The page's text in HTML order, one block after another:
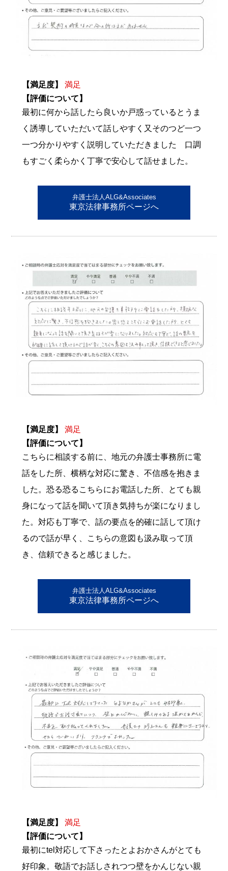
【満足度】
満足
【評価について】
最初に何から話したら良いか戸惑っているとうま
く誘導していただいて話しやすく又そのつど一つ
一つ分かりやすく説明していただきました 口調
もすごく柔らかく丁寧で安心して話せました。
弁護士法人ALG&Associates
東京法律事務所ページへ
【満足度】
満足
【評価について】
こちらに相談する前に、地元の弁護士事務所に電
話をした所、横柄な対応に驚き、不信感を抱きま
した。恐る恐るこちらにお電話した所、とても親
身になって話を聞いて頂き気持ちが楽になりまし
た。対応も丁寧で、話の要点を的確に話して頂け
るので話が早く、こちらの意図も汲み取って頂
き、信頼できると感じました。
弁護士法人ALG&Associates
東京法律事務所ページへ
【満足度】
満足
【評価について】
最初にtel対応して下さったとよおかさんがとても
好印象。敬語でお話しされつつ壁をかんじない親